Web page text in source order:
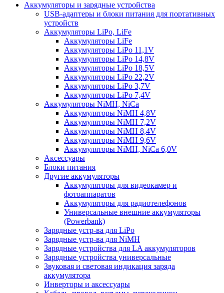
Аккумуляторы и зарядные устройства
USB-адаптеры и блоки питания для портативных
устройств
Аккумуляторы LiPo, LiFe
Аккумуляторы LiFe
Аккумуляторы LiPo 11,1V
Аккумуляторы LiPo 14,8V
Аккумуляторы LiPo 18,5V
Аккумуляторы LiPo 22,2V
Аккумуляторы LiPo 3,7V
Аккумуляторы LiPo 7,4V
Аккумуляторы NiMH, NiCa
Аккумуляторы NiMH 4,8V
Аккумуляторы NiMH 7,2V
Аккумуляторы NiMH 8,4V
Аккумуляторы NiMH 9,6V
Аккумуляторы NiMH, NiCa 6,0V
Аксессуары
Блоки питания
Другие аккумуляторы
Аккумуляторы для видеокамер и
фотоаппаратов
Аккумуляторы для радиотелефонов
Универсальные внешние аккумуляторы
(Powerbank)
Зарядные устр-ва для LiPo
Зарядные устр-ва для NiMH
Зарядные устройства для LA аккумуляторов
Зарядные устройства универсальные
Звуковая и световая индикация заряда
аккумулятора
Инверторы и аксессуары